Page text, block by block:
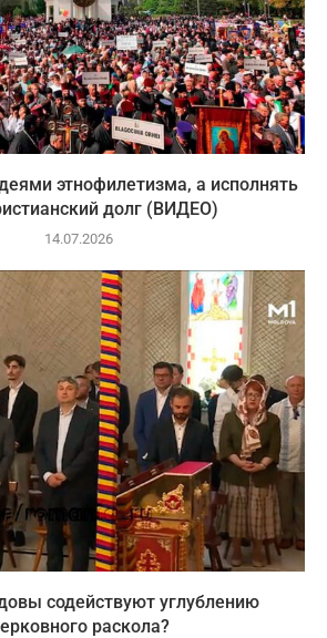
этнофилетизма, а исполнять
долг (ВИДЕО)
14.07.2026
содействуют углублению
раскола?